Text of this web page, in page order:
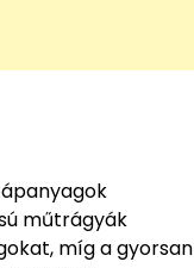
műtrágyák
míg a gyorsan